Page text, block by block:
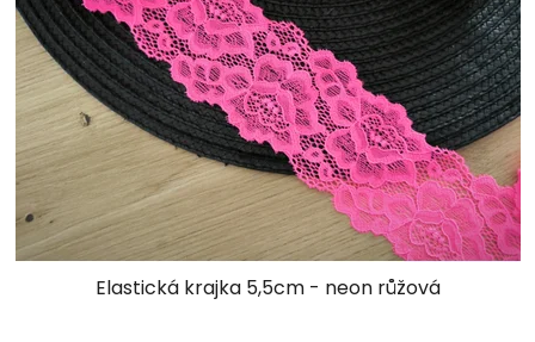
Elastická krajka 5,5cm - neon růžová